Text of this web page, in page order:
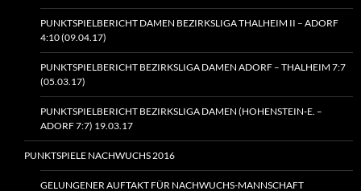
PUNKTSPIELBERICHT DAMEN BEZIRKSLIGA THALHEIM II – ADORF
4:10 (09.04.17)
PUNKTSPIELBERICHT BEZIRKSLIGA DAMEN ADORF – THALHEIM 7:7
(05.03.17)
PUNKTSPIELBERICHT BEZIRKSLIGA DAMEN (HOHENSTEIN‑E. –
ADORF 7:7) 19.03.17
PUNKTSPIELE NACHWUCHS 2016
GELUNGENER AUFTAKT FÜR NACHWUCHS-MANNSCHAFT